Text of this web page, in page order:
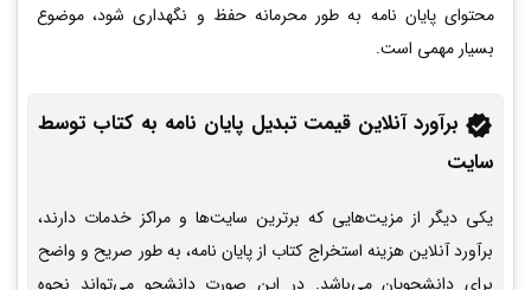
محتوای پایان نامه به طور محرمانه حفظ و نگهداری شود، موضوع
بسیار مهمی است.
برآورد آنلاین قیمت تبدیل پایان نامه به کتاب توسط
سایت
یکی دیگر از مزیت‌هایی که برترین سایت‌ها و مراکز خدمات دارند،
برآورد آنلاین هزینه استخراج کتاب از پایان نامه، به طور صریح و واضح
برای دانشجویان می‌باشد. در این صورت دانشجو می‌تواند نحوه